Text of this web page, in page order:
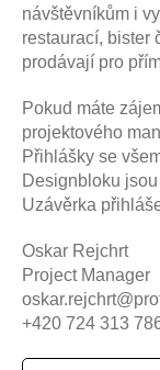
návštěvníkům i
restaurací, bister
prodávají pro
Pokud máte
projektového
Přihlášky se
Designbloku
Uzávěrka
Oskar Rejchrt
Project Manager
+420 724 313